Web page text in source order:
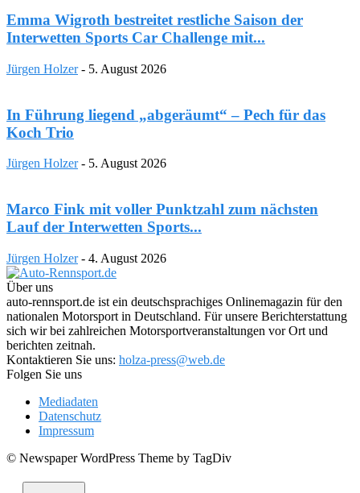
Emma Wigroth bestreitet restliche Saison der
Interwetten Sports Car Challenge mit...
Jürgen Holzer - 5. August 2026
In Führung liegend „abgeräumt“ – Pech für das
Koch Trio
Jürgen Holzer - 5. August 2026
Marco Fink mit voller Punktzahl zum nächsten
Lauf der Interwetten Sports...
Jürgen Holzer - 4. August 2026
Über uns
auto-rennsport.de ist ein deutschsprachiges Onlinemagazin für den
nationalen Motorsport in Deutschland. Für unsere Berichterstattung
sich wir bei zahlreichen Motorsportveranstaltungen vor Ort und
berichten zeitnah.
Kontaktieren Sie uns: holza-press@web.de
Folgen Sie uns
Mediadaten
Datenschutz
Impressum
© Newspaper WordPress Theme by TagDiv